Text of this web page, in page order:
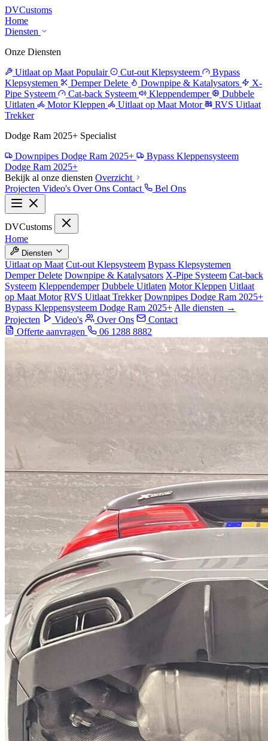
DVCustoms
Home
Diensten
Onze Diensten
Uitlaat op Maat Populair Cut-out Klepsysteem
Bypass
Klepsystemen
Demper Delete Downpipe & Katalysators
X-
Pipe Systeem
Cat-back Systeem Kleppendemper
Dubbele
Uitlaten
Motor Kleppen Uitlaat op Maat Motor
RVS Uitlaat
Trekker
Dodge Ram 2025+ Specialist
Downpipes Dodge Ram 2025+
Bypass Kleppensysteem
Dodge Ram 2025+
Bekijk al onze diensten Overzicht
Projecten Video's Over Ons Contact Bel Ons
DVCustoms
Home
Diensten
Uitlaat op Maat Cut-out Klepsysteem Bypass Klepsystemen
Demper Delete Downpipe & Katalysators X-Pipe Systeem Cat-back
Systeem Kleppendemper Dubbele Uitlaten Motor Kleppen Uitlaat
op Maat Motor RVS Uitlaat Trekker Downpipes Dodge Ram 2025+
Bypass Kleppensysteem Dodge Ram 2025+ Alle diensten →
Projecten
Video's Over Ons
Contact
Offerte aanvragen
06 1288 8882